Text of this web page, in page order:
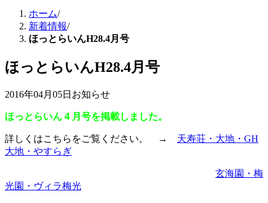
ホーム/
新着情報/
ほっとらいんH28.4月号
ほっとらいんH28.4月号
2016年04月05日 お知らせ
ほっとらいん４月号を掲載しました。
詳しくはこちらをご覧ください。 → 天寿荘・大地・GH
大地・やすらぎ
玄海園・梅
光園・ヴィラ梅光